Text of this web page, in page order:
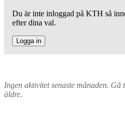
Du är inte inloggad på KTH så
efter dina val.
Logga in
Ingen aktivitet senaste månaden. Gå
äldre.